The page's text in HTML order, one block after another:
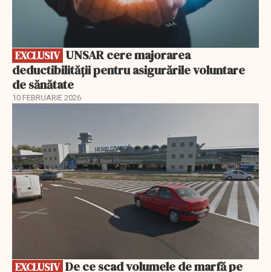
EXCLUSIV
deductibilității pentru asigurările voluntare
de sănătate
10 FEBRUARIE 2026
EXCLUSIV